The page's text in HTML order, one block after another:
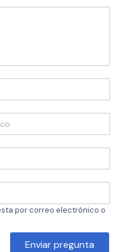
por correo electrónico o
Enviar pregunta